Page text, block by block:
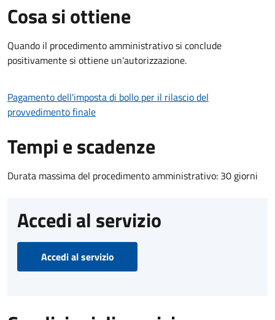
Cosa si ottiene
Quando il procedimento amministrativo si conclude
positivamente si ottiene un'autorizzazione.
Pagamento dell'imposta di bollo per il rilascio del
provvedimento finale
Tempi e scadenze
Durata massima del procedimento amministrativo: 30 giorni
Accedi al servizio
Accedi al servizio